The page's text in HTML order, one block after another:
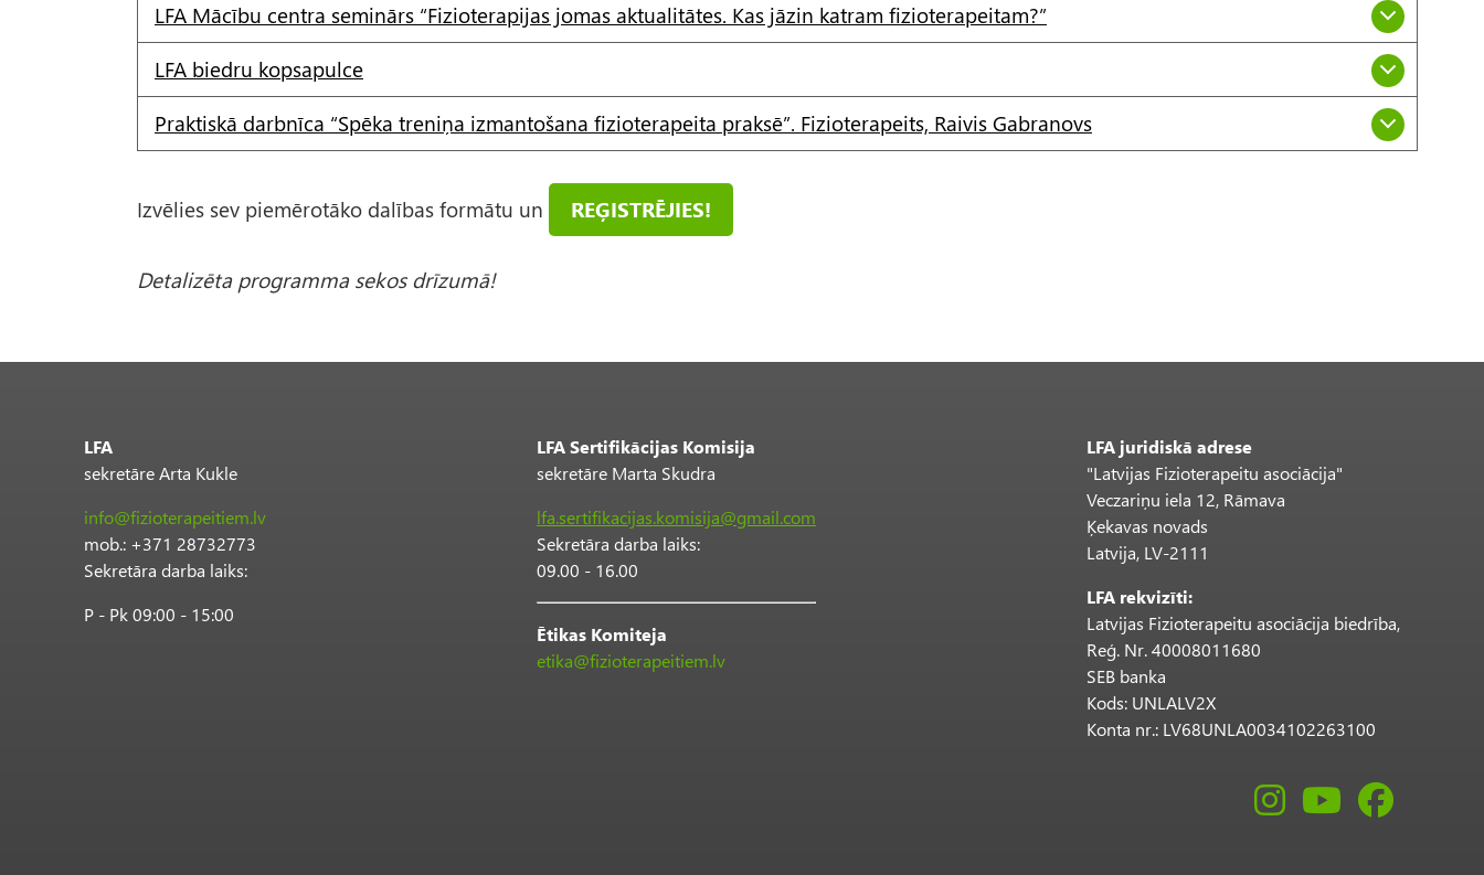
LFA Mācību centra seminārs “Fizioterapijas jomas aktualitātes. Kas jāzin katram fizioterapeitam?”
LFA biedru kopsapulce
Praktiskā darbnīca “Spēka treniņa izmantošana fizioterapeita praksē”. Fizioterapeits, Raivis Gabranovs
Izvēlies sev piemērotāko dalības formātu un REĢISTRĒJIES!
Detalizēta programma sekos drīzumā!
LFA
sekretāre Arta Kukle
info@fizioterapeitiem.lv
mob.: +371 28732773
Sekretāra darba laiks:
P - Pk 09:00 - 15:00
LFA Sertifikācijas Komisija
sekretāre Marta Skudra
lfa.sertifikacijas.komisija@gmail.com
Sekretāra darba laiks:
09.00 - 16.00
Ētikas Komiteja
etika@fizioterapeitiem.lv
LFA juridiskā adrese
"Latvijas Fizioterapeitu asociācija"
Veczariņu iela 12, Rāmava
Ķekavas novads
Latvija, LV-2111
LFA rekvizīti:
Latvijas Fizioterapeitu asociācija biedrība,
Reģ. Nr. 40008011680
SEB banka
Kods: UNLALV2X
Konta nr.: LV68UNLA0034102263100